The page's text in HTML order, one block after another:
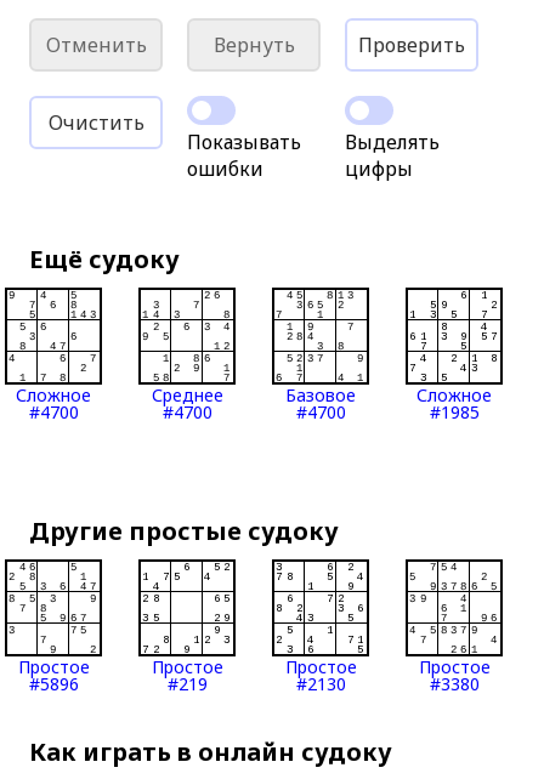
Отменить Вернуть Проверить
Очистить
Показывать
ошибки
Выделять
цифры
Ещё судоку
Сложное
#4700
Среднее
#4700
Базовое
#4700
Сложное
#1985
Другие простые судоку
Простое
#5896
Простое
#219
Простое
#2130
Простое
#3380
Как играть в онлайн судоку